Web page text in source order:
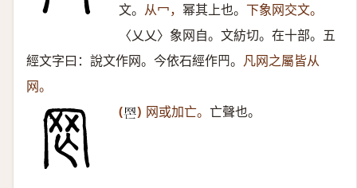
文。 从冖， 幂其上也。 下象网交文。
〈乂乂〉象网自。文紡切。在十部。五
經文字曰：說文作网。今依石經作䍏。 凡网之屬皆从
网。
(𦉽 ) 网或加亡。 亡聲也。